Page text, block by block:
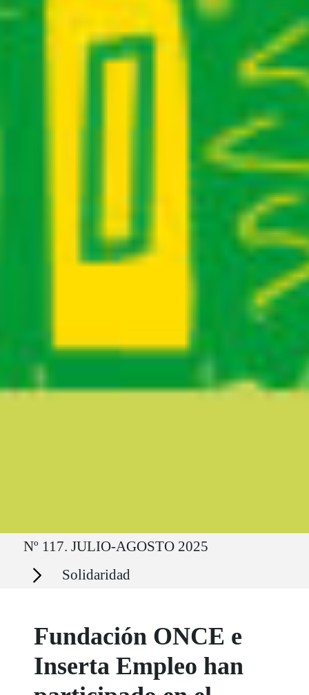
Ruta del sitio
Nº 117. JULIO-AGOSTO 2025
Secciones Solidaridad
Fundación ONCE e
Inserta Empleo han